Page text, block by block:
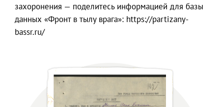
захоронения — поделитесь информацией для базы
данных «Фронт в тылу врага»: https://partizany-
bassr.ru/